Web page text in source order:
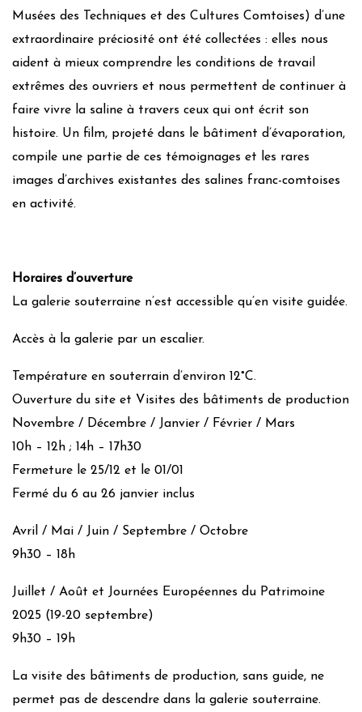
Musées des Techniques et des Cultures Comtoises) d’une
extraordinaire préciosité ont été collectées : elles nous
aident à mieux comprendre les conditions de travail
extrêmes des ouvriers et nous permettent de continuer à
faire vivre la saline à travers ceux qui ont écrit son
histoire. Un film, projeté dans le bâtiment d’évaporation,
compile une partie de ces témoignages et les rares
images d’archives existantes des salines franc-comtoises
en activité.
Horaires d’ouverture
La galerie souterraine n’est accessible qu’en visite guidée.
Accès à la galerie par un escalier.
Température en souterrain d’environ 12°C.
Ouverture du site et Visites des bâtiments de production
Novembre / Décembre / Janvier / Février / Mars
10h – 12h ; 14h – 17h30
Fermeture le 25/12 et le 01/01
Fermé du 6 au 26 janvier inclus
Avril / Mai / Juin / Septembre / Octobre
9h30 – 18h
Juillet / Août et Journées Européennes du Patrimoine
2025 (19-20 septembre)
9h30 – 19h
La visite des bâtiments de production, sans guide, ne
permet pas de descendre dans la galerie souterraine.